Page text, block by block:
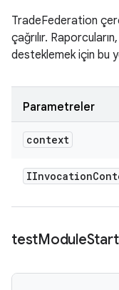
TradeFederation
çağrılır.
desteklemek için bu
Parametreler
context
IInvocation
testModule